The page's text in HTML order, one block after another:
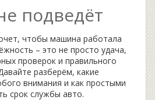
подведёт
чтобы машина работала
– это не просто удача,
проверок и правильного
разберём, какие
внимания и как простыми
срок службы авто.